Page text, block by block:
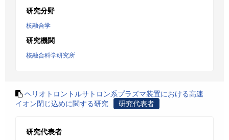
研究分野
核融合学
研究機関
核融合科学研究所
ヘリオトロントルサトロン系プラズマ装置における高速
イオン閉じ込めに関する研究
研究代表者
研究代表者